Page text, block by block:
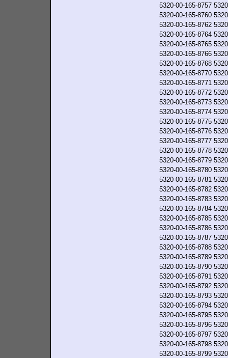
5320-00-165-8757
5320-00-165-8760
5320-00-165-8762
5320-00-165-8764
5320-00-165-8765
5320-00-165-8766
5320-00-165-8768
5320-00-165-8770
5320-00-165-8771
5320-00-165-8772
5320-00-165-8773
5320-00-165-8774
5320-00-165-8775
5320-00-165-8776
5320-00-165-8777
5320-00-165-8778
5320-00-165-8779
5320-00-165-8780
5320-00-165-8781
5320-00-165-8782
5320-00-165-8783
5320-00-165-8784
5320-00-165-8785
5320-00-165-8786
5320-00-165-8787
5320-00-165-8788
5320-00-165-8789
5320-00-165-8790
5320-00-165-8791
5320-00-165-8792
5320-00-165-8793
5320-00-165-8794
5320-00-165-8795
5320-00-165-8796
5320-00-165-8797
5320-00-165-8798
5320-00-165-8799